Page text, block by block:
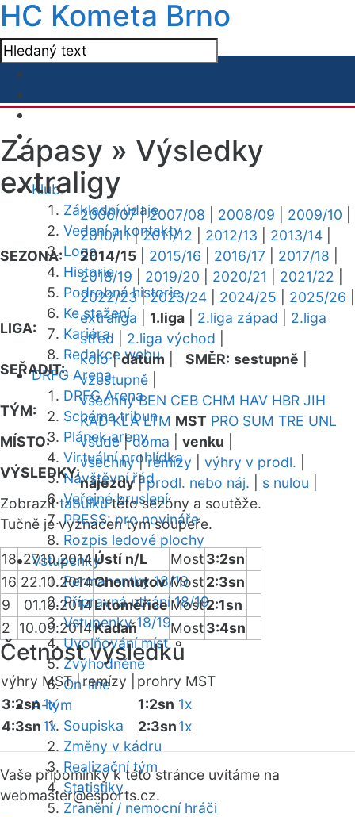
HC Kometa Brno
Klub
Základní údaje
Vedení a kontakty
Logo
Historie
Podrobná historie
Ke stažení
Kariéra
Redakce webu
DRFG Arena
DRFG Arena
Schéma tribun
Plánek areny
Virtuální prohlídka
Návštěvní řád
Veřejné bruslení
PRESS: pro novináře
Rozpis ledové plochy
Vstupenky
Permanentky 18/19
Přípravná utkání 18/19
Vstupenky 18/19
Uvolňování míst
Zvýhodněné
On-line
A-tým
Soupiska
Změny v kádru
Realizační tým
Statistiky
Zranění / nemocní hráči
Zápasy » Výsledky
extraligy
SEZONA:
2006/07|2007/08 2008/09 2009/10
2010/11|2011/12 2012/13 2013/14
2014/15
2015/16 2016/17 2017/18
2018/19
2019/20 2020/21 2021/22
2022/23|2023/24 2024/25 2025/26
LIGA:
extraliga 1.liga 2.liga západ
2.liga
střed
2.liga východ
SEŘADIT:
kolo|datum SMĚR: sestupně
vzestupně
TÝM:
všechny BEN CEB CHM HAV HBR JIH
KAD KLA LTM MST PRO SUM TRE UNL
MÍSTO:
všude|doma venku
VÝSLEDKY:
všechny|remízy výhry v prodl.
nájezdy|prodl. nebo náj. s nulou
Zobrazittabulkutéto sezóny a soutěže.
Tučně je vyznačen tým soupeře.
18 27.10.2014Ústí n/L Most3:2sn
16 22.10.2014Chomutov Most2:3sn
9
01.10.2014Litoměřice Most2:1sn
2
10.09.2014Kadaň Most3:4sn
Četnost výsledků
výhry MST |remízy |
prohry MST
3:2sn1x
4:3sn1x
1:2sn 1x
2:3sn1x
Vaše připomínky k této stránce uvítáme na
webmaster@esports.cz.